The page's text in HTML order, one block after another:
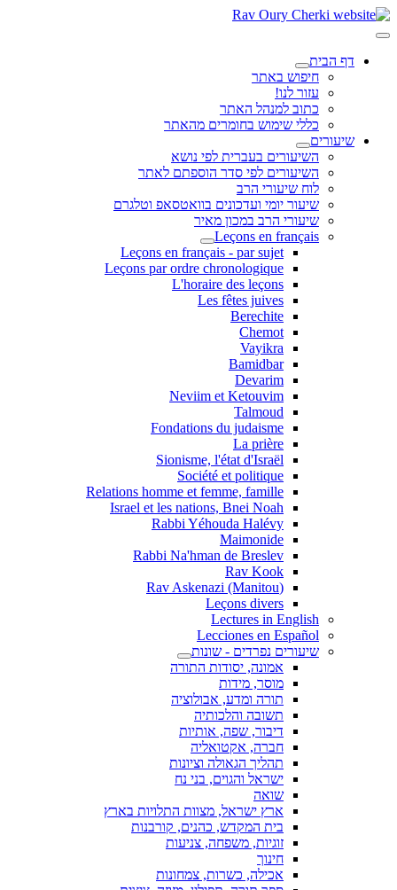
דף הבית
חיפוש באתר
עזור לנו!
כתוב למנהל האתר
כללי שימוש בחומרים מהאתר
שיעורים
השיעורים בעברית לפי נושא
השיעורים לפי סדר הוספתם לאתר
לוח שיעורי הרב
שיעור יומי ועדכונים בוואטסאפ וטלגרם
שיעורי הרב במכון מאיר
Leçons en français
Leçons en français - par sujet
Leçons par ordre chronologique
L'horaire des leçons
Les fêtes juives
Berechite
Chemot
Vayikra
Bamidbar
Devarim
Neviim et Ketouvim
Talmoud
Fondations du judaisme
La prière
Sionisme, l'état d'Israël
Société et politique
Relations homme et femme, famille
Israel et les nations, Bnei Noah
Rabbi Yéhouda Halévy
Maimonide
Rabbi Na'hman de Breslev
Rav Kook
(Rav Askenazi (Manitou
Leçons divers
Lectures in English
Lecciones en Español
שיעורים נפרדים - שונות
אמונה, יסודות התורה
מוסר, מידות
תורה ומדע, אבולוציה
תשובה והלכותיה
דיבור, שפה, אותיות
חברה, אקטואליה
תהליך הגאולה וציונות
ישראל והגוים, בני נח
שואה
ארץ ישראל, מצוות התלויות בארץ
בית המקדש, כהנים, קורבנות
זוגיות, משפחה, צניעות
חינוך
אכילה, כשרות, צמחונות